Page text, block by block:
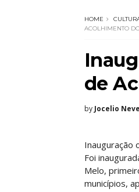
HOME
ACOLHIMENTO
de
by Jocelio
Inauguração
Foi
Melo,
municípios,